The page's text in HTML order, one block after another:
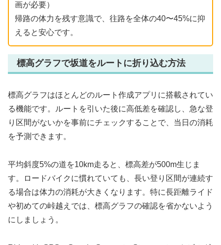
画が必要）
帰路の体力を残す意識で、往路を全体の40〜45%に抑
えると安心です。
標高グラフで坂道をルートに折り込む方法
標高グラフはほとんどのルート作成アプリに搭載されてい
る機能です。ルートを引いた後に高低差を確認し、急な登
り区間がないかを事前にチェックすることで、当日の消耗
を予測できます。
平均斜度5%の道を10km走ると、標高差が500m生じま
す。ロードバイクに慣れていても、長い登り区間が連続す
る場合は体力の消耗が大きくなります。特に長距離ライド
や初めての峠越えでは、標高グラフの確認を省かないよう
にしましょう。